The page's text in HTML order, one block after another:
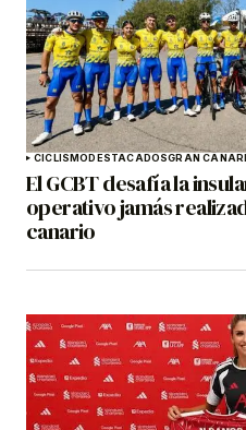
CICLISMODESTACADOSGRAN
El GCBT desafía la
operativo jamás
canario